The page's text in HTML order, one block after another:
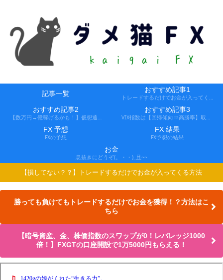
記事一覧 おすすめ記事1
おすすめ記事2 おすすめ記事3
FX 予想
FXの予想
FX 結果
FX予想の結果
お金
息抜きにどうぞ(。・・)_且~~
【損してない？？】トレードするだけでお金が入ってくる方法
勝っても負けてもトレードするだけでお金を獲得！？方法はこ
ちら
【暗号資産、金、株価指数のスワップが0！レバレッジ1000
倍！】FXGTの口座開設で1万5000円もらえる！